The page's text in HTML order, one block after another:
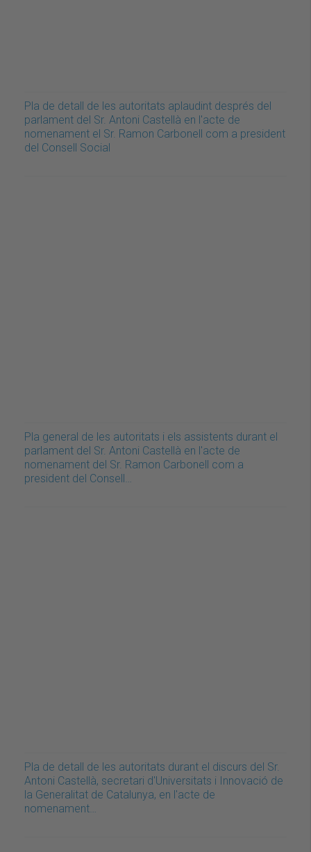
Pla de detall de les autoritats aplaudint després del
parlament del Sr. Antoni Castellà en l'acte de
nomenament el Sr. Ramon Carbonell com a president
del Consell Social
Pla general de les autoritats i els assistents durant el
parlament del Sr. Antoni Castellà en l'acte de
nomenament del Sr. Ramon Carbonell com a
president del Consell…
Pla de detall de les autoritats durant el discurs del Sr.
Antoni Castellà, secretari d'Universitats i Innovació de
la Generalitat de Catalunya, en l'acte de
nomenament…